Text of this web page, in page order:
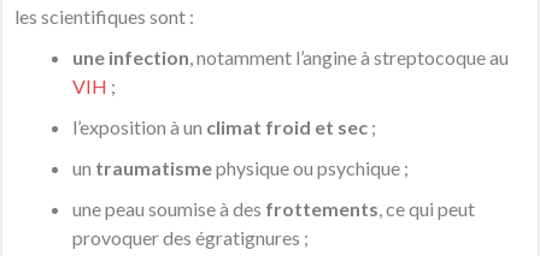
les scientifiques sont :
une infection , notamment l’angine à streptocoque au
VIH ;
l’exposition à un climat froid et sec ;
un traumatismephysique ou psychique ;
une peau soumise à des frottements , ce qui peut
provoquer des égratignures ;